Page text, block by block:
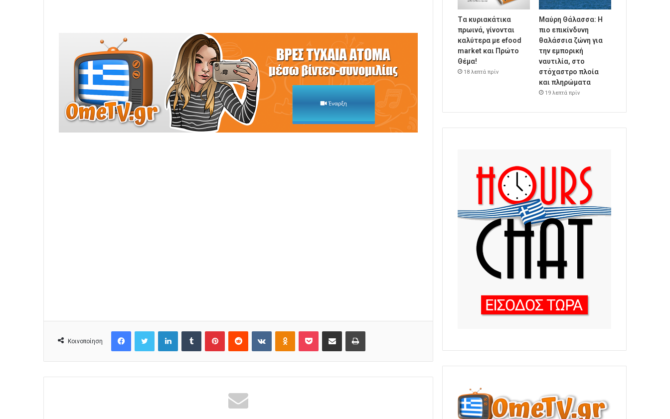
Κοινοποίηση
Tα κυριακάτικα
πρωινά, γίνονται
καλύτερα με efood
market και Πρώτο
Θέμα!
18 λεπτά πρίν
Μαύρη Θάλασσα: Η
πιο επικίνδυνη
θαλάσσια ζώνη για
την εμπορική
ναυτιλία, στο
στόχαστρο πλοία
και πληρώματα
19 λεπτά πρίν